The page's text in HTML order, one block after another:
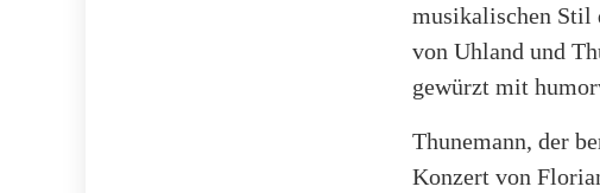
musikalischen Stil
von Uhland und
gewürzt mit
Thunemann, der
Konzert von